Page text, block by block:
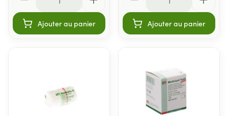
Ajouter au panier Ajouter au panier